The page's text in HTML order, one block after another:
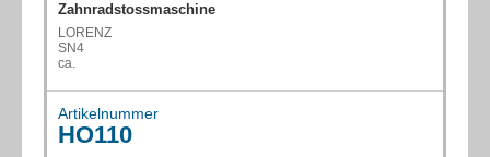
(8) Sägen
(1) Zahnrad-Abwälzfräsmaschine - horizontal
(2) Zahnradstossmaschine
Zahnradstossmaschine
LORENZ
SN4
ca.
Artikelnummer
HO110